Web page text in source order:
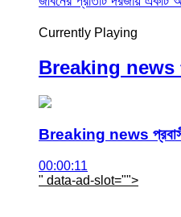
Currently Playing
Breaking news
Breaking news
00:00:11
" data-ad-slot="">